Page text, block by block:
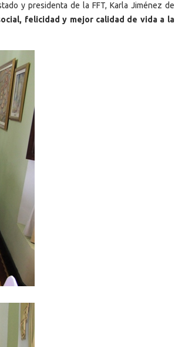
y presidenta de la FFT, Karla Jiménez de
felicidad y mejor calidad de vida a la